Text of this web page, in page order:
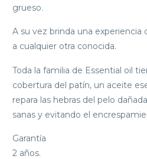
grueso.
A su vez brinda una
a cualquier otra conocida.
Toda la familia de Essential oil
cobertura del patín, un aceite
repara las hebras del pelo
sanas y evitando el
Garantía
2 años.